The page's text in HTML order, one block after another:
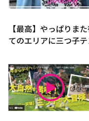
【最高】やっぱりま
てのエリアに三つ子